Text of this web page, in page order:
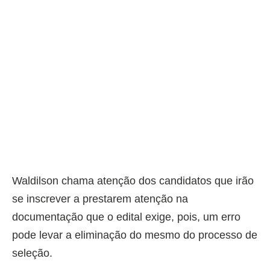
Waldilson chama atenção dos candidatos que irão
se inscrever a prestarem atenção na
documentação que o edital exige, pois, um erro
pode levar a eliminação do mesmo do processo de
seleção.